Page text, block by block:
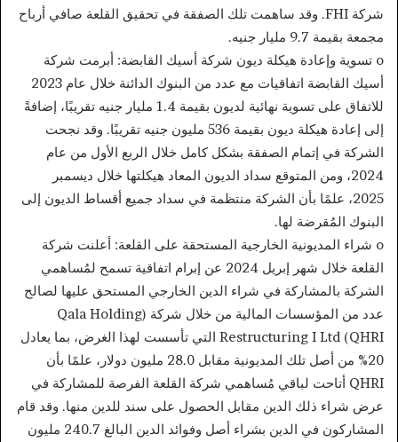
شركة FHI. وقد ساهمت تلك الصفقة في تحقيق القلعة صافي أرباح
مجمعة بقيمة 9.7 مليار جنيه.
o تسوية وإعادة هيكلة ديون شركة أسيك القابضة: أبرمت شركة
أسيك القابضة اتفاقيات مع عدد من البنوك الدائنة خلال عام 2023
للاتفاق على تسوية نهائية لديون بقيمة 1.4 مليار جنيه تقريبًا، إضافةً
إلى إعادة هيكلة ديون بقيمة 536 مليون جنيه تقريبًا. وقد نجحت
الشركة في إتمام الصفقة بشكل كامل خلال الربع الأول من عام
2024، ومن المتوقع سداد الديون المعاد هيكلتها خلال ديسمبر
2025، علمًا بأن الشركة منتظمة في سداد جميع أقساط الديون إلى
البنوك المُقرضة لها.
o شراء المديونية الخارجية المستحقة على القلعة: أعلنت شركة
القلعة خلال شهر إبريل 2024 عن إبرام اتفاقية تسمح لمُساهمي
الشركة بالمشاركة في شراء الدين الخارجي المستحق عليها لصالح
عدد من المؤسسات المالية من خلال شركة (Qala Holding
Restructuring I Ltd (QHRI التي تأسست لهذا الغرض، بما يعادل
20% من أصل تلك المديونية مقابل 28.0 مليون دولار، علمًا بأن
QHRI أتاحت لباقي مُساهمي شركة القلعة الفرصة للمشاركة في
عرض شراء ذلك الدين مقابل الحصول على سند للدين منها. وقد قام
المشاركون في الدين بشراء أصل وفوائد الدين البالغ 240.7 مليون